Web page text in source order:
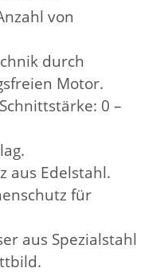
von
durch
Motor.
0 –
aus Edelstahl.
für
aus Spezialstahl